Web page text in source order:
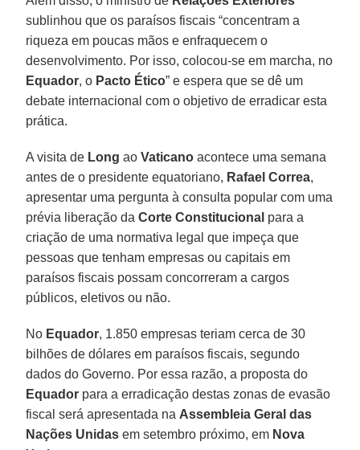
sublinhou que os paraísos fiscais “concentram a
riqueza em poucas mãos e enfraquecem o
desenvolvimento. Por isso, colocou-se em marcha, no
Equador, o Pacto Ético” e espera que se dê um
debate internacional com o objetivo de erradicar esta
prática.
A visita de Long aoVaticano acontece uma semana
antes de o presidente equatoriano, Rafael Correa,
apresentar uma pergunta à consulta popular com uma
prévia liberação daCorte Constitucional para a
criação de uma normativa legal que impeça que
pessoas que tenham empresas ou capitais em
paraísos fiscais possam concorreram a cargos
públicos, eletivos ou não.
No Equador, 1.850 empresas teriam cerca de 30
bilhões de dólares em paraísos fiscais, segundo
dados do Governo. Por essa razão, a proposta do
Equador para a erradicação destas zonas de evasão
fiscal será apresentada na Assembleia Geral das
Nações Unidas em setembro próximo, em Nova